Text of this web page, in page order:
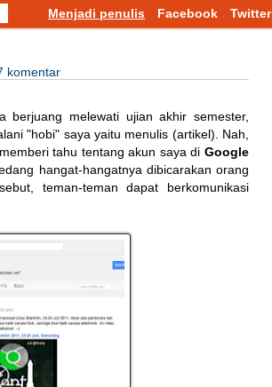
Menjadi penulis Facebook Twitter
komentar
berjuang melewati ujian akhir semester,
"hobi" saya yaitu menulis (artikel). Nah,
tahu tentang akun saya di Google
hangat-hangatnya dibicarakan orang
teman-teman dapat berkomunikasi